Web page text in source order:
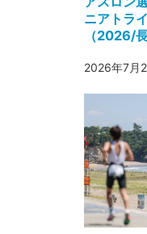
ニアトラ
（2026/
2026年7月